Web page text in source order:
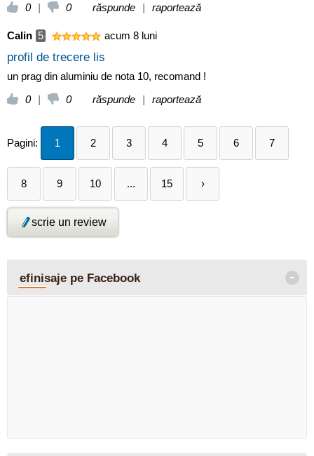
0
| 0 răspunde | raportează
Calin 5 acum 8 luni
profil de trecere lis
un prag din aluminiu de nota 10, recomand !
0
| 0 răspunde | raportează
Pagini: 1 2 3 4 5 6 7
8 9 10 ... 15 ›
scrie un review
efinisaje pe Facebook -